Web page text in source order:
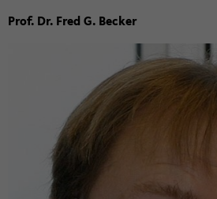
Prof. Dr. Fred G. Be­cker